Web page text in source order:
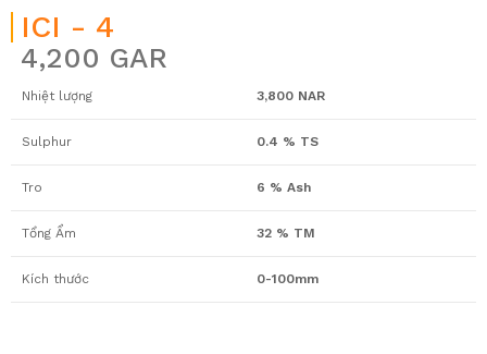
ICI - 4
4,200 GAR
Nhiệt lượng 3,800 NAR
Sulphur 0.4 % TS
Tro 6 % Ash
Tổng Ẩm 32 % TM
Kích thước 0-100mm